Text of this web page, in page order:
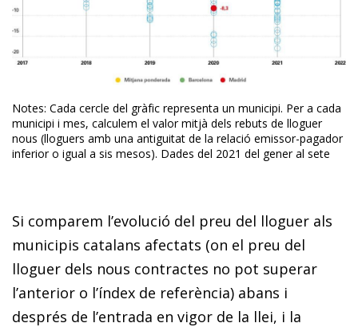
Notes: Cada cercle del gràfic representa un municipi. Per a cada
municipi i mes, calculem el valor mitjà dels rebuts de lloguer
nous (lloguers amb una antiguitat de la relació emissor-pagador
inferior o igual a sis mesos). Dades del 2021 del gener al sete
Si comparem l’evolució del preu del lloguer als
municipis catalans afectats (on el preu del
lloguer dels nous contractes no pot superar
l’anterior o l’índex de referència) abans i
després de l’entrada en vigor de la llei, i la